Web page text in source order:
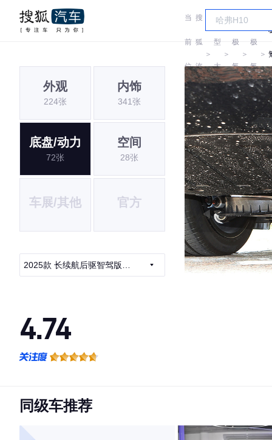
当
前
位
置:
搜
狐
汽
车
＞
车
型
大
＞
极
氪
＞
极
氪
＞
外观
224张
内饰
341张
底盘/动力
72张
空间
28张
车展/其他 官方
2025款 长续航后驱智驾版
4.74
·空间表现较为优秀，优于52%同级车
同级车推荐